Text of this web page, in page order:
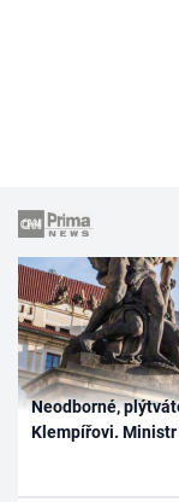
Neodborné,
Klempířovi.